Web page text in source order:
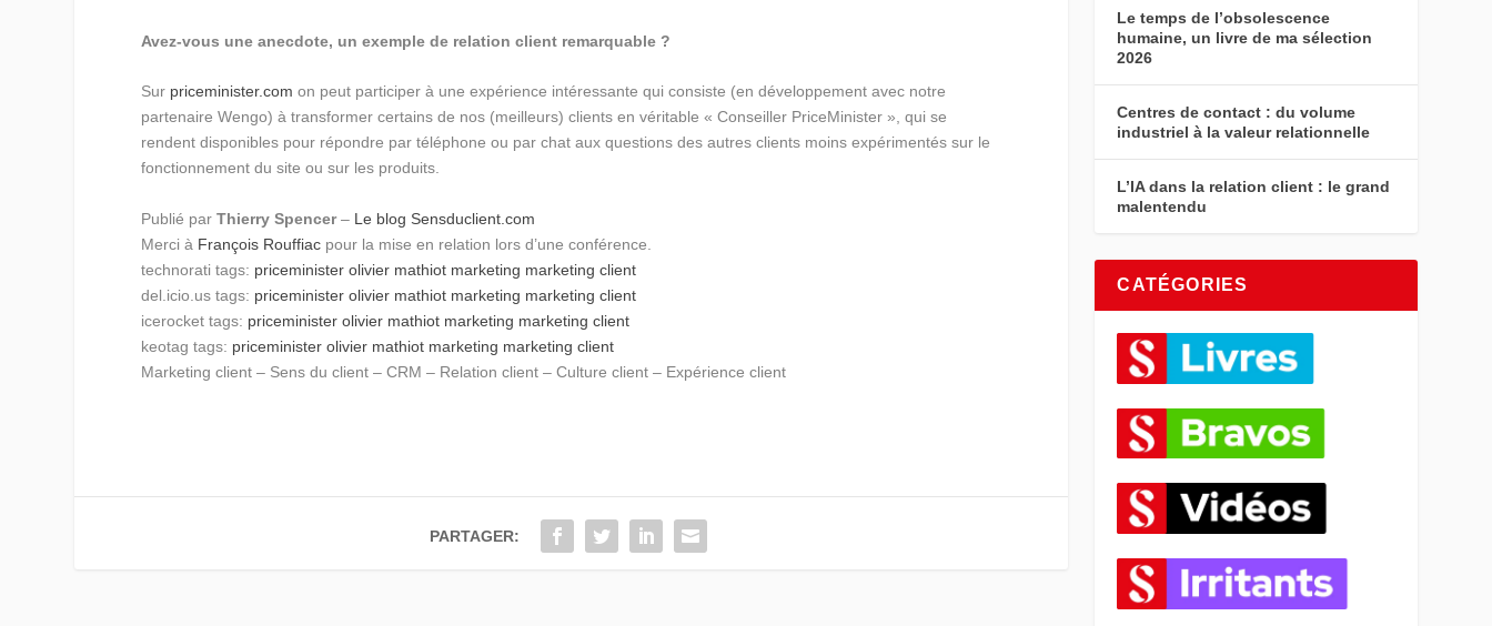
Avez-vous une anecdote, un exemple de relation client remarquable ?
Sur priceminister.com on peut participer à une expérience intéressante qui consiste (en développement avec notre
partenaire Wengo) à transformer certains de nos (meilleurs) clients en véritable « Conseiller PriceMinister », qui se
rendent disponibles pour répondre par téléphone ou par chat aux questions des autres clients moins expérimentés sur le
fonctionnement du site ou sur les produits.
Publié parThierry Spencer– Le blog Sensduclient.com
Merci à François Rouffiac pour la mise en relation lors d’une conférence.
technorati tags: priceminister olivier mathiot marketing marketing client
del.icio.us tags: priceminister olivier mathiot marketing marketing client
icerocket tags: priceminister olivier mathiot marketing marketing client
keotag tags: priceminister olivier mathiot marketing marketing client
Marketing client – Sens du client – CRM – Relation client – Culture client – Expérience client
PARTAGER:
Le temps de l’obsolescence
humaine, un livre de ma sélection
2026
Centres de contact : du volume
industriel à la valeur relationnelle
L’IA dans la relation client : le grand
malentendu
CATÉGORIES